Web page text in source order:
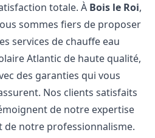
totale. À Bois le Roi,
sommes fiers de proposer
services de chauffe eau
Atlantic de haute qualité,
des garanties qui vous
Nos clients satisfaits
de notre expertise
de notre professionnalisme.